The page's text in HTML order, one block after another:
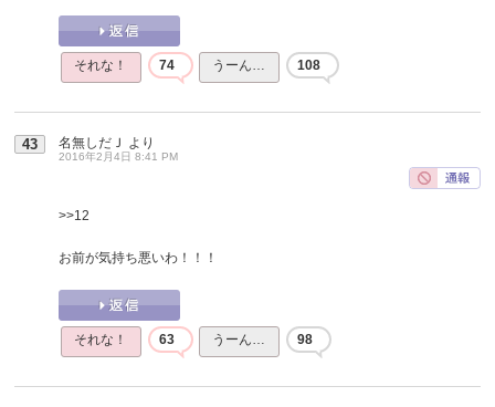
それな！ 74 うーん… 108
43 名無しだＪ より
2016年2月4日 8:41 PM
>>12
お前が気持ち悪いわ！！！
それな！ 63 うーん… 98